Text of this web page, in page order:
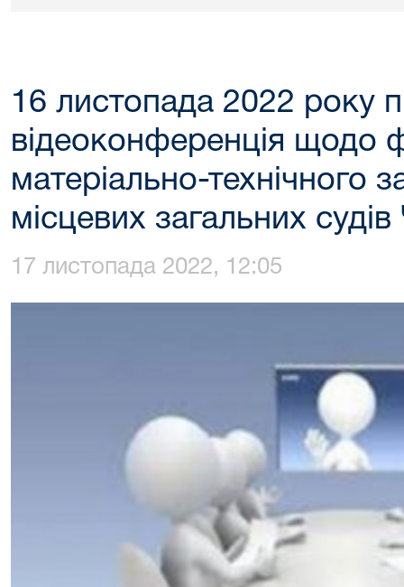
16 листопада 2022 року
відеоконференція щодо
матеріально-технічного
місцевих загальних
17 листопада 2022, 12:05